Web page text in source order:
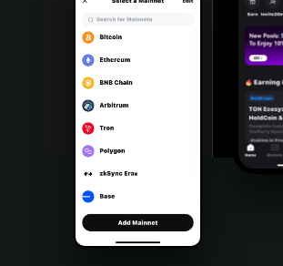
Português (Portugal)
Bahasa Indonesia
Português (Brasil)
Español (Argentina)